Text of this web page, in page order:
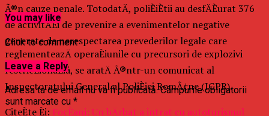
Ã®n cauze penale. TotodatÄ, poliÈiÈtii au desfÄÈurat 376
de activitÄÈi de prevenire a evenimentelor negative
generate de nerespectarea prevederilor legale care
reglementeazÄ operaÈiunile cu precursori de explozivi
restricÈionaÈiâ, se aratÄ Ã®ntr-un comunicat al
Inspectoratului General al PoliÈiei RomÃ¢ne (IGPR).
CiteÈte Èi: FocÈani: Un bÄrbat a intrat cu autoturismul
You may like
Click to comment
Leave a Reply
Adresa ta de email nu va fi publicată. Câmpurile obligatorii
sunt marcate cu *